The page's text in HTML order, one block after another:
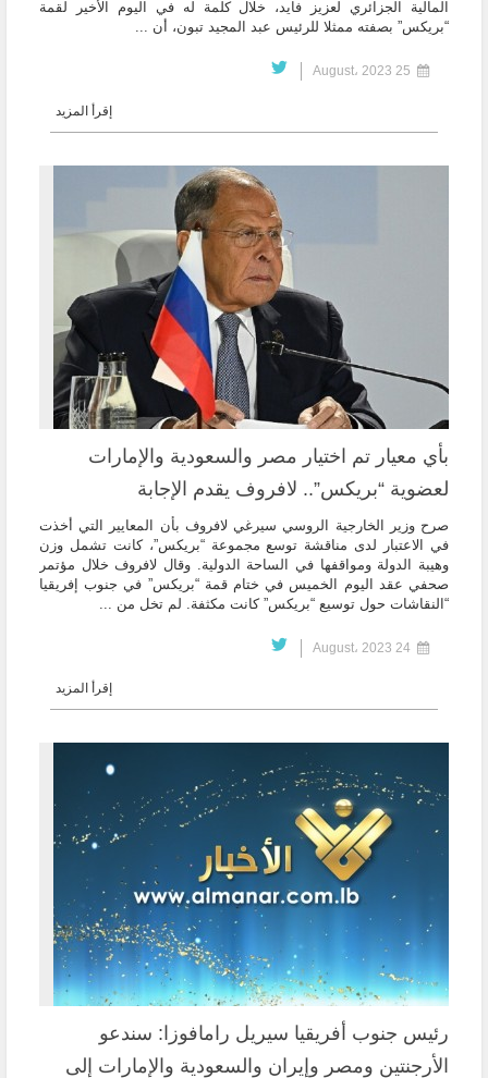
المالية الجزائري لعزيز فايد، خلال كلمة له في اليوم الأخير لقمة
“بريكس” بصفته ممثلا للرئيس عبد المجيد تبون، أن ...
إقرأ المزيد
بأي معيار تم اختيار مصر والسعودية والإمارات
لعضوية “بريكس”.. لافروف يقدم الإجابة
صرح وزير الخارجية الروسي سيرغي لافروف بأن المعايير التي أخذت
في الاعتبار لدى مناقشة توسع مجموعة “بريكس”، كانت تشمل وزن
وهيبة الدولة ومواقفها في الساحة الدولية. وقال لافروف خلال مؤتمر
صحفي عقد اليوم الخميس في ختام قمة “بريكس” في جنوب إفريقيا
“النقاشات حول توسيع “بريكس” كانت مكثفة. لم تخل من ...
إقرأ المزيد
رئيس جنوب أفريقيا سيريل رامافوزا: سندعو
الأرجنتين ومصر وإيران والسعودية والإمارات إلى